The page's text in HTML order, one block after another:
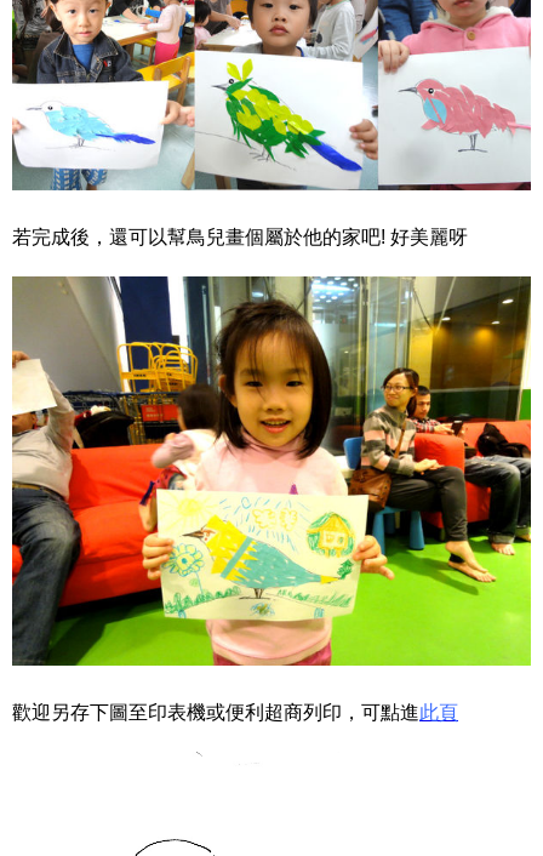
若完成後，還可以幫鳥兒畫個屬於他的家吧! 好美麗呀
歡迎另存下圖至印表機或便利超商列印，可點進此頁